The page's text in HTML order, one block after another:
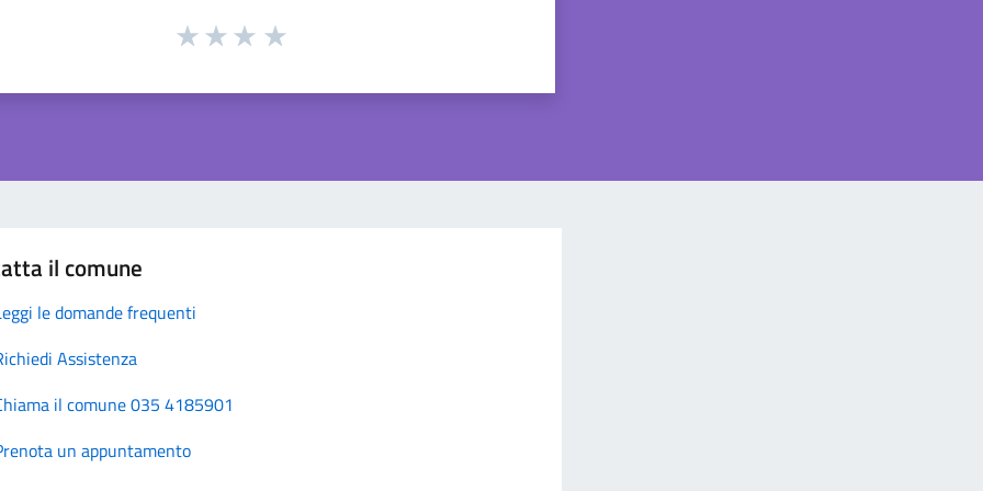
il comune
le domande frequenti
Assistenza
il comune 035 4185901
un appuntamento